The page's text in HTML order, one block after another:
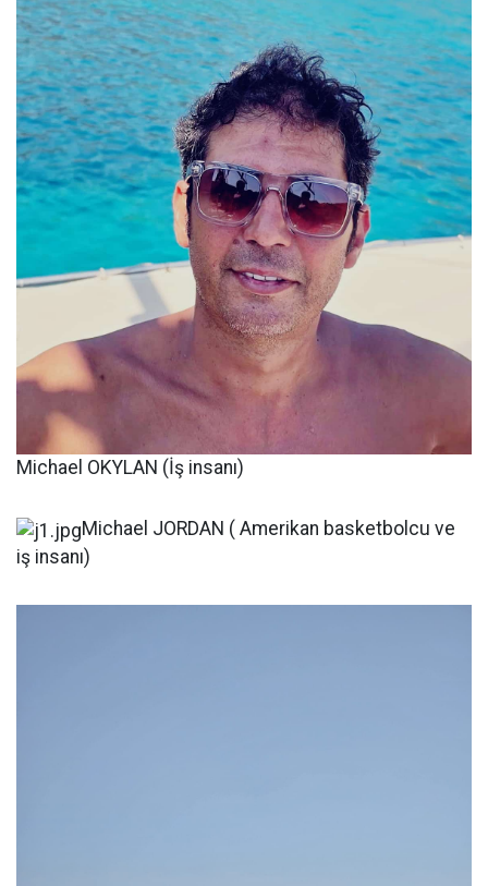
Michael OKYLAN (İş insanı)
Michael JORDAN ( Amerikan basketbolcu ve
iş insanı)